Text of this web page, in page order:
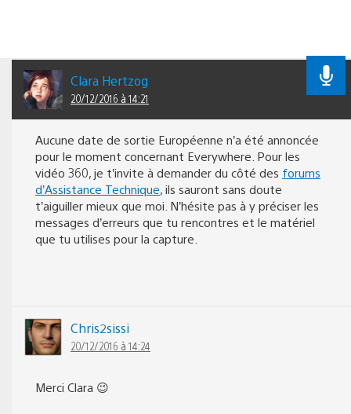
Clara Hertzog
20/12/2016 à 14:21
Aucune date de sortie Européenne n’a été annoncée
pour le moment concernant Everywhere. Pour les
vidéo 360, je t’invite à demander du côté des forums
d’Assistance Technique, ils sauront sans doute
t’aiguiller mieux que moi. N’hésite pas à y préciser les
messages d’erreurs que tu rencontres et le matériel
que tu utilises pour la capture.
Chris2sissi
20/12/2016 à 14:24
Merci Clara 😉